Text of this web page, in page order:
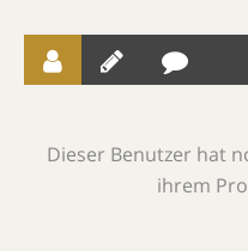
Dieser Benutzer hat
ihrem